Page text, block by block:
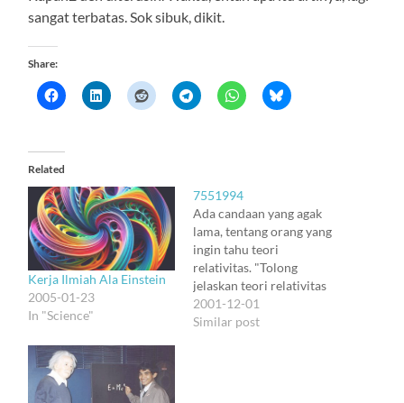
sangat terbatas. Sok sibuk, dikit.
Share:
Related
Kerja Ilmiah Ala Einstein
2005-01-23
In "Science"
7551994
Ada candaan yang agak
lama, tentang orang yang
ingin tahu teori
relativitas. "Tolong
jelaskan teori relativitas
dengan matematika yang
sederhana saja, yang
2001-12-01
Similar post